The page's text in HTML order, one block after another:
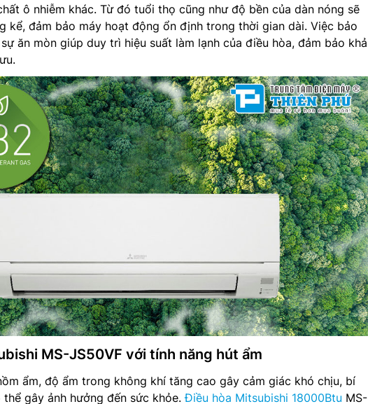
ô nhiễm khác. Từ đó tuổi thọ cũng như độ bền của dàn nóng sẽ
kể, đảm bảo máy hoạt động ổn định trong thời gian dài. Việc bảo
ăn mòn giúp duy trì hiệu suất làm lạnh của điều hòa, đảm bảo khả
MS-JS50VF với tính năng hút ẩm
ẩm, độ ẩm trong không khí tăng cao gây cảm giác khó chịu, bí
thể gây ảnh hưởng đến sức khỏe.Điều hòa Mitsubishi 18000Btu MS-